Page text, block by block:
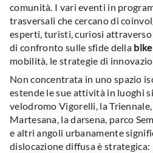
comunità. I vari eventi in
trasversali che cercano di
esperti, turisti, curiosi
di confronto sulle sfide della
mobilità, le strategie di
Non concentrata in uno spazio
estende le sue attività in luoghi
velodromo Vigorelli, la
Martesana, la darsena, parco
e altri angoli urbanamente
dislocazione diffusa è